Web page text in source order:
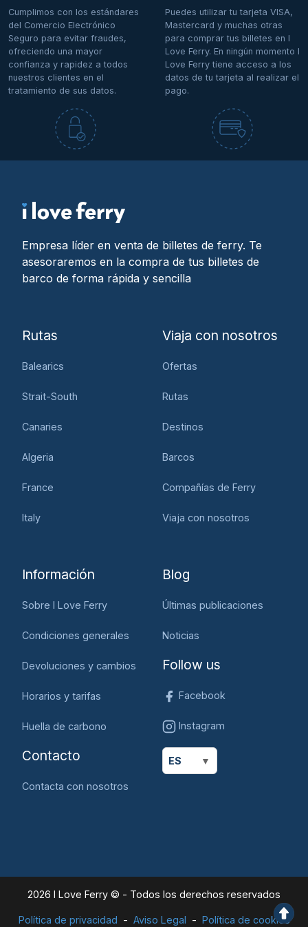
Cumplimos con los estándares
del Comercio Electrónico
Seguro para evitar fraudes,
ofreciendo una mayor
confianza y rapidez a todos
nuestros clientes en el
tratamiento de sus datos.
Puedes utilizar tu tarjeta VISA,
Mastercard y muchas otras
para comprar tus billetes en I
Love Ferry. En ningún momento I
Love Ferry tiene acceso a los
datos de tu tarjeta al realizar el
pago.
Empresa líder en venta de billetes de ferry. Te
asesoraremos en la compra de tus billetes de
barco de forma rápida y sencilla
Rutas
Balearics
Strait-South
Canaries
Algeria
France
Italy
Viaja con nosotros
Ofertas
Rutas
Destinos
Barcos
Compañías de Ferry
Viaja con nosotros
Información
Sobre I Love Ferry
Condiciones generales
Devoluciones y cambios
Horarios y tarifas
Huella de carbono
Contacto
Contacta con nosotros
Blog
Últimas publicaciones
Noticias
Follow us
Facebook
Instagram
ES
2026 I Love Ferry © - Todos los derechos reservados
Política de privacidad Aviso Legal Política de cookies